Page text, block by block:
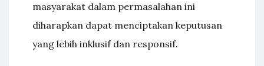
masyarakat dalam permasalahan ini
diharapkan dapat menciptakan keputusan
yang lebih inklusif dan responsif.